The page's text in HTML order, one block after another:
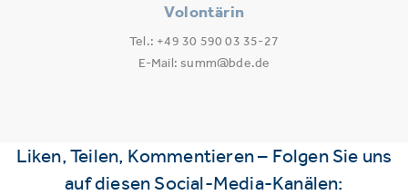
Volontärin
Tel.: +49 30 590 03 35-27
E-Mail: summ@bde.de
Liken, Teilen, Kommentieren – Folgen Sie uns
auf diesen Social-Media-Kanälen: